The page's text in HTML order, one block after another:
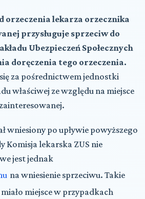
orzeczenia lekarza orzecznika
przysługuje sprzeciw do
Ubezpieczeń Społecznych
doręczenia tego orzeczenia.
za pośrednictwem jednostki
właściwej ze względu na miejsce
wniesiony po upływie powyższego
Komisja lekarska ZUS nie
jest jednak
na wniesienie sprzeciwu. Takie
miejsce w przypadkach